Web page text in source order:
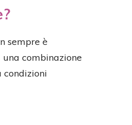
sempre è
combinazione
condizioni